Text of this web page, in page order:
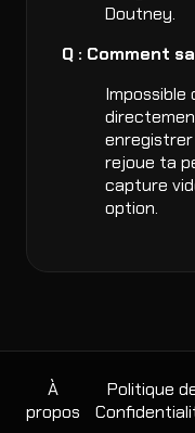
Doutney.
Q : Comment
Impossible
rejoue ta
capture
option.
À
propos
Politique